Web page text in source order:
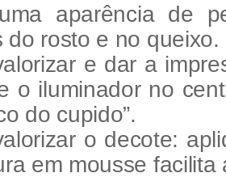
aparência de
do rosto e no queixo.
e dar a
o iluminador no
do cupido”.
o decote:
em mousse